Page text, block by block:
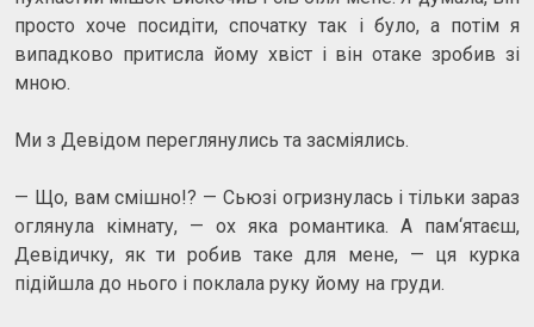
просто хоче посидіти, спочатку так і було, а потім я
випадково притисла йому хвіст і він отаке зробив зі
мною.
Ми з Девідом переглянулись та засміялись.
— Що, вам смішно!? — Сьюзі огризнулась і тільки зараз
оглянула кімнату, — ох яка романтика. А пам‘ятаєш,
Девідичку, як ти робив таке для мене, — ця курка
підійшла до нього і поклала руку йому на груди.